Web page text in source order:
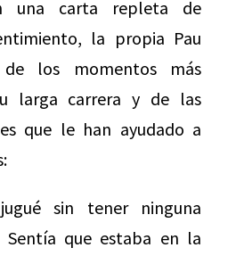
una carta repleta de
la propia Pau
los momentos más
larga carrera y de las
que le han ayudado a
sin tener ninguna
Sentía que estaba en la